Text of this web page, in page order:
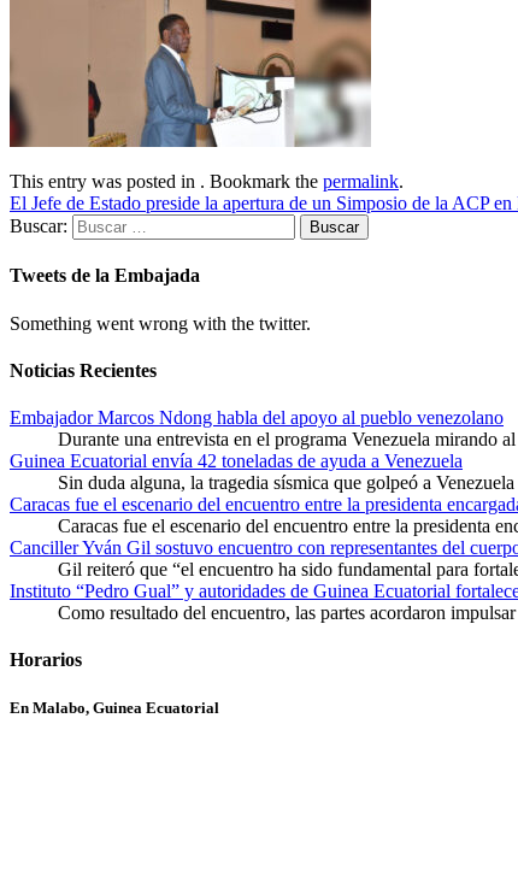
This entry was posted in . Bookmark the permalink.
El Jefe de Estado preside la apertura de un Simposio de la ACP
Buscar:
Tweets de la Embajada
Something went wrong with the twitter.
Noticias Recientes
Embajador Marcos Ndong habla del apoyo al pueblo venezolano
Durante una entrevista en el programa Venezuela mirando
Guinea Ecuatorial envía 42 toneladas de ayuda a Venezuela
Sin duda alguna, la tragedia sísmica que golpeó a
Caracas fue el escenario del encuentro entre la presidenta
Caracas fue el escenario del encuentro entre la presidenta
Canciller Yván Gil sostuvo encuentro con representantes del
Gil reiteró que “el encuentro ha sido fundamental para
Instituto “Pedro Gual” y autoridades de Guinea Ecuatorial
Como resultado del encuentro, las partes acordaron
Horarios
En Malabo, Guinea Ecuatorial